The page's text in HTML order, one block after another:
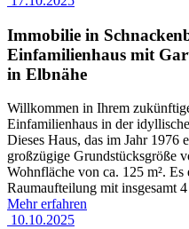
Immobilie in
Einfamilienhaus mit
in Elbnähe
Willkommen in Ihrem
Einfamilienhaus in der
Dieses Haus, das im Jahr 1976
großzügige Grundstücksgröße
Wohnfläche von ca. 125 m².
Raumaufteilung mit insgesamt
Mehr erfahren
10.10.2025